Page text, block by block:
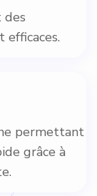
des
efficaces.
permettant
grâce à